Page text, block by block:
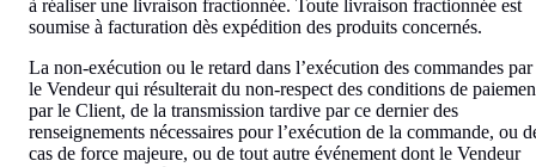
à réaliser une livraison fractionnée. Toute livraison fractionnée est
soumise à facturation dès expédition des produits concernés.
La non-exécution ou le retard dans l’exécution des commandes par
le Vendeur qui résulterait du non-respect des conditions de
par le Client, de la transmission tardive par ce dernier des
renseignements nécessaires pour l’exécution de la commande, ou
cas de force majeure, ou de tout autre événement dont le Vendeur